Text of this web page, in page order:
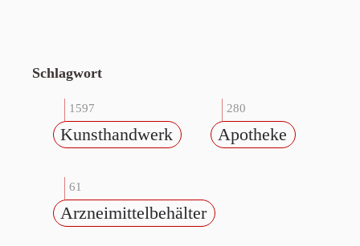
Schlagwort
1597
Kunsthandwerk
280
Apotheke
61
Arzneimittelbehälter